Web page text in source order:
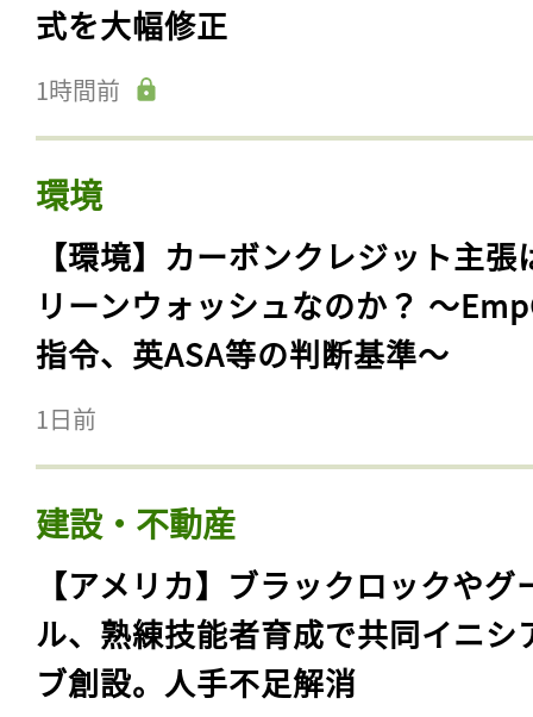
式を大幅修正
1時間前
環境
【環境】カーボンクレジット主張
リーンウォッシュなのか？ 〜
指令、英ASA等の判断基準〜
1日前
建設・不動産
【アメリカ】ブラックロックやグ
ル、熟練技能者育成で共同イニシ
ブ創設。人手不足解消